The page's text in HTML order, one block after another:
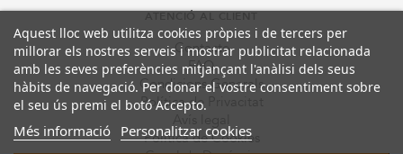
Contacte
FAQ
Condicions Generals
Política de Privacitat
Política de Cookies
Aquest lloc web utilitza cookies pròpies i de tercers per
millorar els nostres serveis i mostrar publicitat relacionada
amb les seves preferències mitjançant l'anàlisi dels seus
hàbits de navegació. Per donar el vostre consentiment sobre
el seu ús premi el botó Accepto.
Més informació Personalitzar cookies